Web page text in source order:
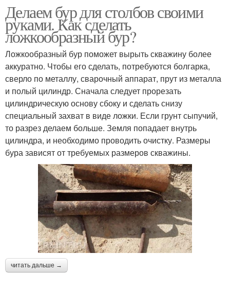
Делаем бур для столбов своими
руками. Как сделать
ложкообразный бур?
Ложкообразный бур поможет вырыть скважину более
аккуратно. Чтобы его сделать, потребуются болгарка,
сверло по металлу, сварочный аппарат, прут из металла
и полый цилиндр. Сначала следует прорезать
цилиндрическую основу сбоку и сделать снизу
специальный захват в виде ложки. Если грунт сыпучий,
то разрез делаем больше. Земля попадает внутрь
цилиндра, и необходимо проводить очистку. Размеры
бура зависят от требуемых размеров скважины.
читать дальше →